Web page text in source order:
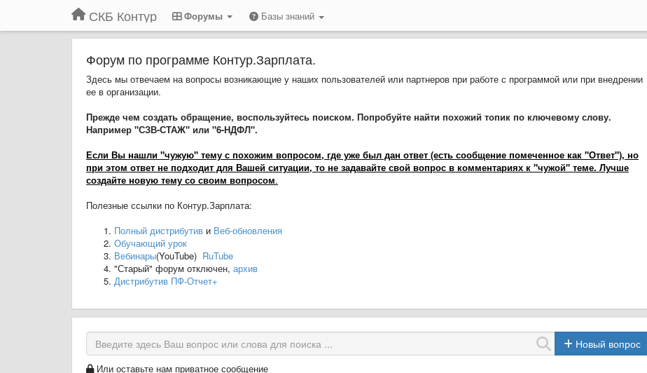
СКБ Контур Форумы Базы знаний
Форум по программе Контур.Зарплата.
Здесь мы отвечаем на вопросы возникающие у наших пользователей или партнеров при работе с программой или при внедрении
ее в организации.
Прежде чем создать обращение, воспользуйтесь поиском. Попробуйте найти похожий топик по ключевому слову.
Например "СЗВ-СТАЖ" или "6-НДФЛ".
Если Вы нашли "чужую" тему с похожим вопросом, где уже был дан ответ (есть сообщение помеченное как "Ответ"), но
при этом ответ не подходит для Вашей ситуации, то не задавайте свой вопрос в комментариях к "чужой" теме. Лучше
создайте новую тему со своим вопросом.
Полезные ссылки по Контур.Зарплата:
Полный дистрибутив и Веб-обновления
Обучающий урок
Вебинары(YouTube) RuTube
"Старый" форум отключен, архив
Дистрибутив ПФ-Отчет+
Новый вопрос
Или оставьте нам приватное сообщение